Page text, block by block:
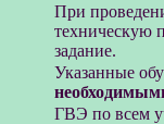
При
техническую
задание.
Указанные
ГВЭ по всем